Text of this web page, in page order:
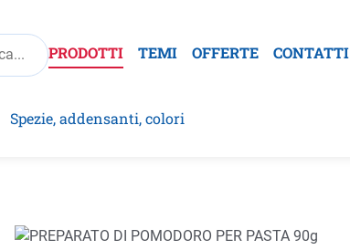
PRODOTTI TEMI OFFERTE CONTATTI
Spezie, addensanti, colori
Salta la galleria di immagini